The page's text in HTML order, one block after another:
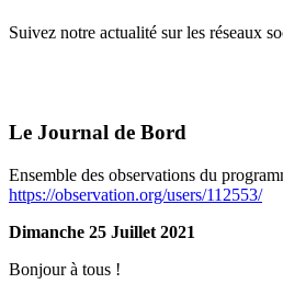
Suivez notre actualité sur les réseaux
Le Journal de Bord
Ensemble des observations du
https://observation.org/users/112553/
Dimanche 25 Juillet 2021
Bonjour à tous !